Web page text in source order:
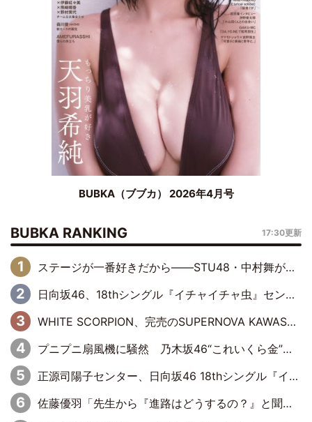
BUBKA（ブブカ） 2026年4月号
BUBKA RANKING 17:30更新
ステージが一番好きだから――STU48・中村舞が描く“これからの私”
日向坂46、18thシングル『イチャイチャ虫』センターは正源司陽子に決定& 佐藤優羽や平岡海月など、“ひなた坂46”からの選抜入りも注目！
WHITE SCORPION、完売のSUPERNOVA KAWASAKIで沸いた“着席型LIVE” 『BASE Live #16』昼公演リポート
プニプニ扇風機に騒然 乃木坂46“これいくら金”延長中は今回もわちゃわちゃ全開
正源司陽子センター、日向坂46 18thシングル『イチャイチャ虫』新ビジュアル公開
佐藤優羽「先生から『進路はどうするの？』と聞かれて。『実は……』とXのトレンドで1位になっているスマホを見せました」【日向坂46『五期生LIVE』開催記念 五期生“変革”ドキュメンタリー③】